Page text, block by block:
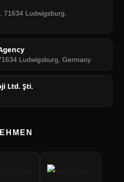
71634 Ludwigsburg,
Ludwigsburg, Germany
Ltd. Şti.